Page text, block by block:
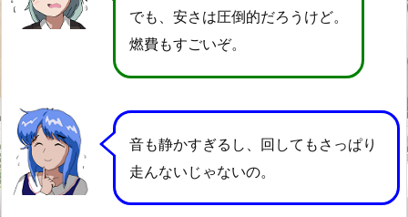
でも、安さは圧倒的だろうけど。
燃費もすごいぞ。
音も静かすぎるし、回してもさっぱり
走んないじゃないの。